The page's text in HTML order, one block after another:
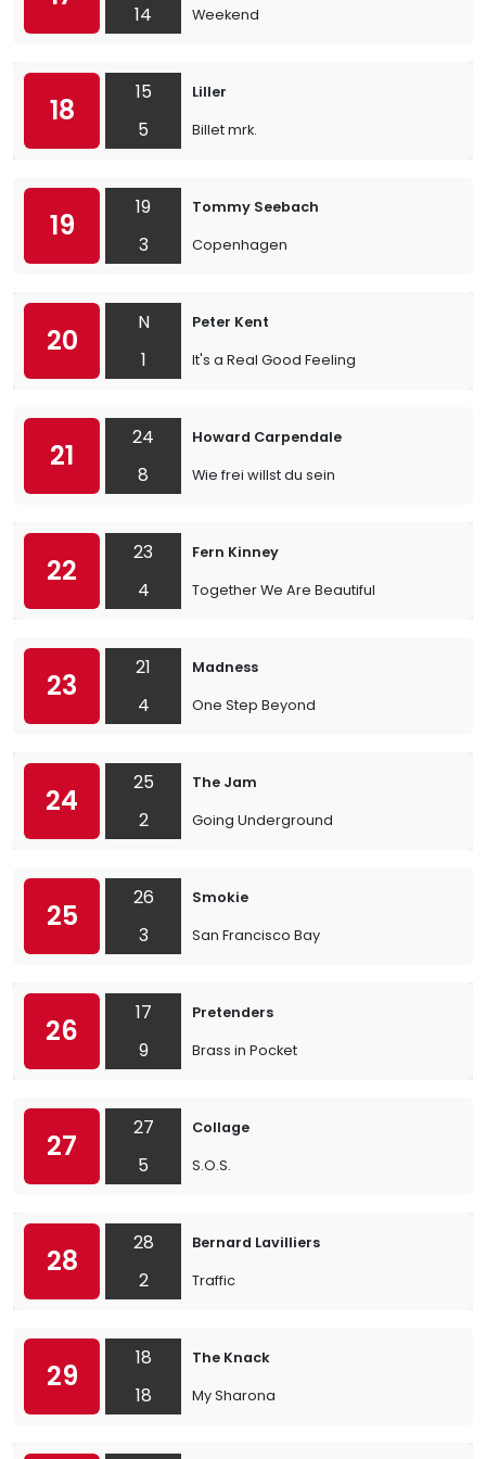
14 Weekend
18
15
5
Liller
Billet mrk.
19
19
3
Tommy Seebach
Copenhagen
20
N
1
Peter Kent
It's a Real Good Feeling
21
24
8
Howard Carpendale
Wie frei willst du sein
22
23
4
Fern Kinney
Together We Are Beautiful
23
21
4
Madness
One Step Beyond
24
25
2
The Jam
Going Underground
25
26
3
Smokie
San Francisco Bay
26
17
9
Pretenders
Brass in Pocket
27
27
5
Collage
S.O.S.
28
28
2
Bernard Lavilliers
Traffic
29
18
18
The Knack
My Sharona